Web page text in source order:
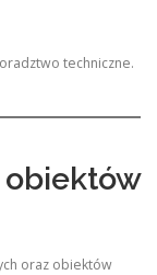
techniczne.
oraz obiektów